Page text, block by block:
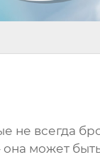
не всегда
она может